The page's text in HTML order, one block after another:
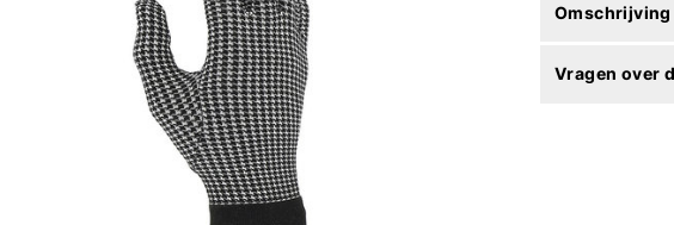
Omschrijving
Vragen over